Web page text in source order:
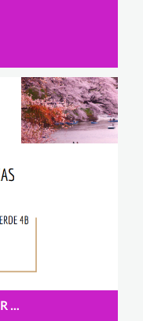
APP PARA VIAJES POR NO PODER DESPLAZARSE POR EL COVID